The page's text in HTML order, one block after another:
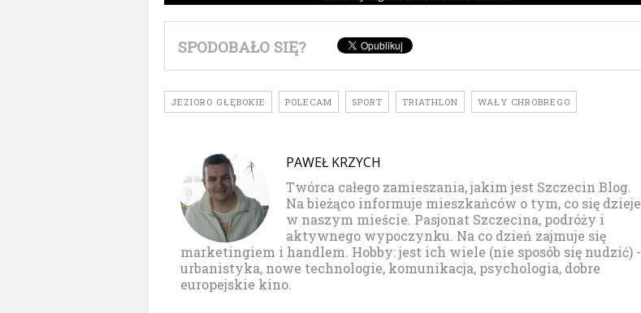
SPODOBAŁO SIĘ?
JEZIORO GŁĘBOKIE POLECAM SPORT TRIATHLON WAŁY CHROBREGO
PAWEŁ KRZYCH
Twórca całego zamieszania, jakim jest Szczecin Blog.
Na bieżąco informuje mieszkańców o tym, co się dzieje
w naszym mieście. Pasjonat Szczecina, podróży i
aktywnego wypoczynku. Na co dzień zajmuje się
marketingiem i handlem. Hobby: jest ich wiele (nie sposób się nudzić) -
urbanistyka, nowe technologie, komunikacja, psychologia, dobre
europejskie kino.